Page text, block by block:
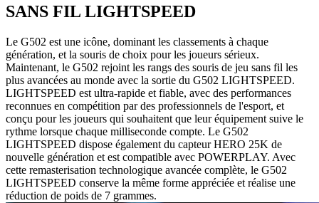
SANS FIL LIGHTSPEED
Le G502 est une icône, dominant les classements à chaque
génération, et la souris de choix pour les joueurs sérieux.
Maintenant, le G502 rejoint les rangs des souris de jeu sans fil les
plus avancées au monde avec la sortie du G502 LIGHTSPEED.
LIGHTSPEED est ultra-rapide et fiable, avec des performances
reconnues en compétition par des professionnels de l'esport, et
conçu pour les joueurs qui souhaitent que leur équipement suive le
rythme lorsque chaque milliseconde compte. Le G502
LIGHTSPEED dispose également du capteur HERO 25K de
nouvelle génération et est compatible avec POWERPLAY. Avec
cette remasterisation technologique avancée complète, le G502
LIGHTSPEED conserve la même forme appréciée et réalise une
réduction de poids de 7 grammes.